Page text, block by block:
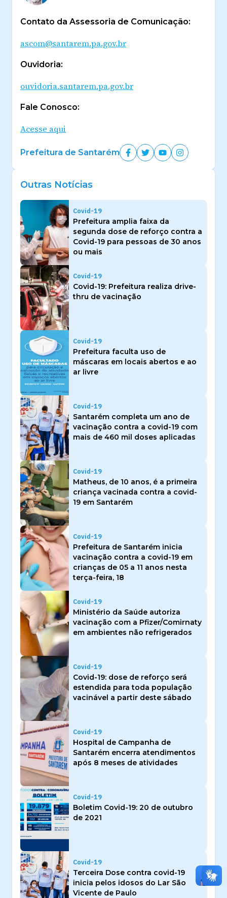
Contato da Assessoria de Comunicação:
ascom@santarem.pa.gov.br
Ouvidoria:
ouvidoria.santarem.pa.gov.br
Fale Conosco:
Acesse aqui
Prefeitura de Santarém
Outras Notícias
Covid-19
Prefeitura amplia faixa da
segunda dose de reforço contra a
Covid-19 para pessoas de 30 anos
ou mais
Covid-19
Covid-19: Prefeitura realiza drive-
thru de vacinação
Covid-19
Prefeitura faculta uso de
máscaras em locais abertos e ao
ar livre
Covid-19
Santarém completa um ano de
vacinação contra a covid-19 com
mais de 460 mil doses aplicadas
Covid-19
Matheus, de 10 anos, é a primeira
criança vacinada contra a covid-
19 em Santarém
Covid-19
Prefeitura de Santarém inicia
vacinação contra a covid-19 em
crianças de 05 a 11 anos nesta
terça-feira, 18
Covid-19
Ministério da Saúde autoriza
vacinação com a Pfizer/Comirnaty
em ambientes não refrigerados
Covid-19
Covid-19: dose de reforço será
estendida para toda população
vacinável a partir deste sábado
Covid-19
Hospital de Campanha de
Santarém encerra atendimentos
após 8 meses de atividades
Covid-19
Boletim Covid-19: 20 de outubro
de 2021
Covid-19
Terceira Dose contra covid-19
inicia pelos idosos do Lar São
Vicente de Paulo